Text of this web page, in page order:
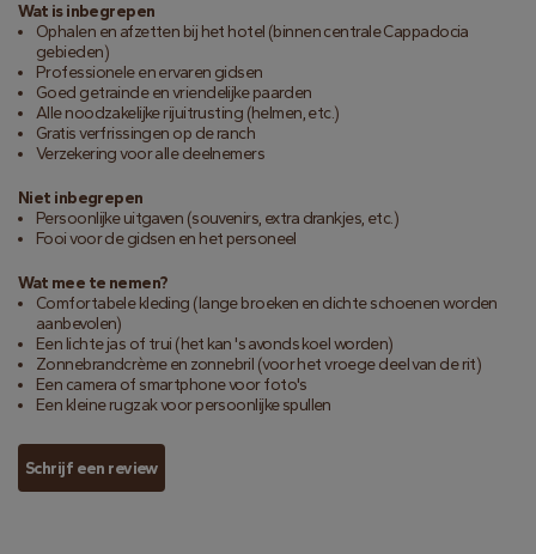
Wat is inbegrepen
Ophalen en afzetten bij het hotel (binnen centrale Cappadocia
gebieden)
Professionele en ervaren gidsen
Goed getrainde en vriendelijke paarden
Alle noodzakelijke rijuitrusting (helmen, etc.)
Gratis verfrissingen op de ranch
Verzekering voor alle deelnemers
Niet inbegrepen
Persoonlijke uitgaven (souvenirs, extra drankjes, etc.)
Fooi voor de gidsen en het personeel
Wat mee te nemen?
Comfortabele kleding (lange broeken en dichte schoenen worden
aanbevolen)
Een lichte jas of trui (het kan 's avonds koel worden)
Zonnebrandcrème en zonnebril (voor het vroege deel van de rit)
Een camera of smartphone voor foto's
Een kleine rugzak voor persoonlijke spullen
Schrijf een review